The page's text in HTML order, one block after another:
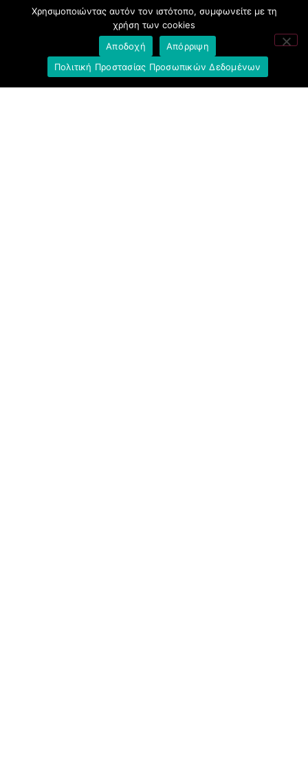
συνταξιούχων Ε.Τ.Ε.
Υπουργείο Εργασίας και Κοινωνικών
Υποθέσεων
Χρησιμοποιώντας αυτόν τον ιστότοπο, συμφωνείτε με τη
χρήση των cookies
Αποδοχή
Απόρριψη
Πολιτική Προστασίας Προσωπικών Δεδομένων